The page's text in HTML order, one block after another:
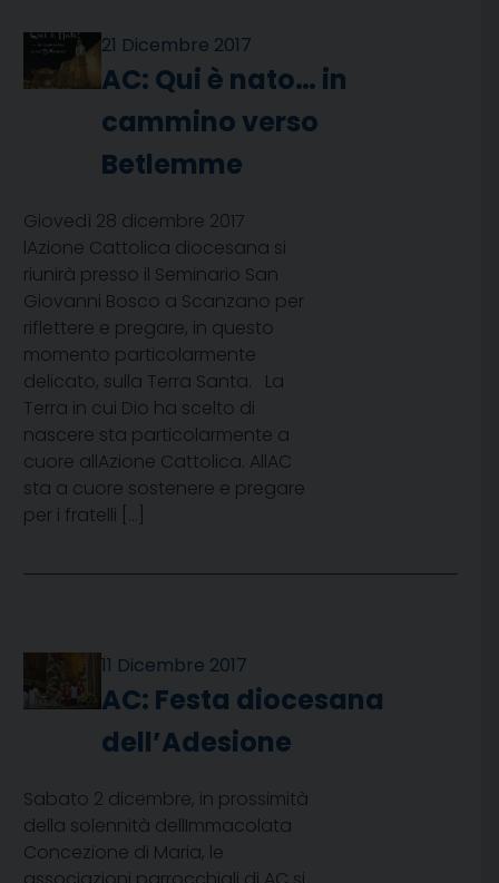
21 Dicembre 2017
AC: Qui è nato… in
cammino verso
Betlemme
Giovedì 28 dicembre 2017
lAzione Cattolica diocesana si
riunirà presso il Seminario San
Giovanni Bosco a Scanzano per
riflettere e pregare, in questo
momento particolarmente
delicato, sulla Terra Santa. La
Terra in cui Dio ha scelto di
nascere sta particolarmente a
cuore allAzione Cattolica. AllAC
sta a cuore sostenere e pregare
per i fratelli […]
11 Dicembre 2017
AC: Festa diocesana
dell’Adesione
Sabato 2 dicembre, in prossimità
della solennità dellImmacolata
Concezione di Maria, le